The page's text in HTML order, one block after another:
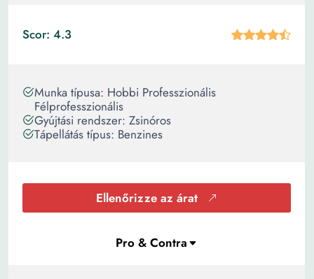
Scor: 4.3
Munka típusa: Hobbi Professzionális
Félprofesszionális
Gyújtási rendszer: Zsinóros
Tápellátás típus: Benzines
Ellenőrizze az árat